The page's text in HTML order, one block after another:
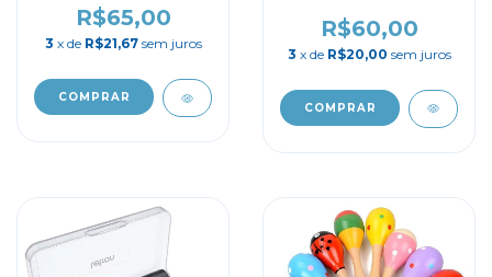
R$65,00
3 x de R$21,67 sem juros
R$60,00
3 x de R$20,00 sem juros